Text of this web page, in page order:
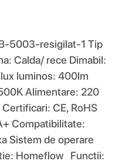
5003-resigilat-1 Tip
Calda/ rece Dimabil:
luminos: 400lm
Alimentare: 220
CE, RoHS
Compatibilitate:
Sistem de operare
Homeflow Functii: